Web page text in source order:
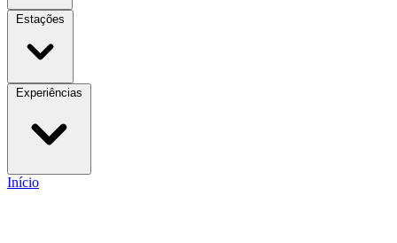
Estações
Experiências
Início